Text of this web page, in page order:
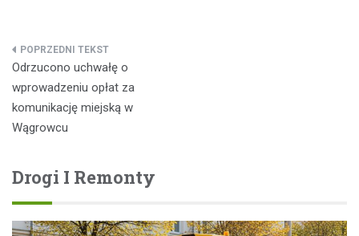
Nawigacja
wpisu
Odrzucono uchwałę o
wprowadzeniu opłat za
komunikację miejską w
Wągrowcu
Drogi I Remonty